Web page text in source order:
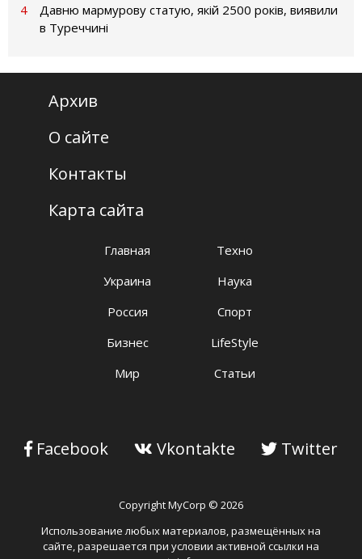
4
Давню мармурову статую, якій 2500 років, виявили
в Туреччині
Copyright MyCorp © 2026
Использование любых материалов, размещённых на
сайте, разрешается при условии активной ссылки на
Главная
Украина
Россия
Бизнес
Мир
Техно
Наука
Спорт
LifeStyle
Статьи
Facebook Vkontakte Twitter
Архив
О сайте
Контакты
Карта сайта